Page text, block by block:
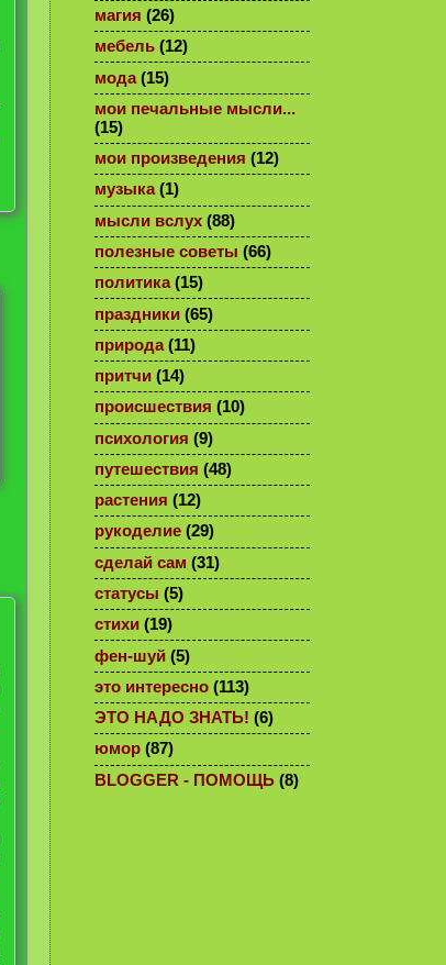
магия (26)
мебель (12)
мода (15)
мои печальные мысли...
(15)
мои произведения (12)
музыка (1)
мысли вслух (88)
полезные советы (66)
политика (15)
праздники (65)
природа (11)
притчи (14)
происшествия (10)
психология (9)
путешествия (48)
растения (12)
рукоделие (29)
сделай сам (31)
статусы (5)
стихи (19)
фен-шуй (5)
это интересно (113)
ЭТО НАДО ЗНАТЬ! (6)
юмор (87)
BLOGGER - ПОМОЩЬ (8)